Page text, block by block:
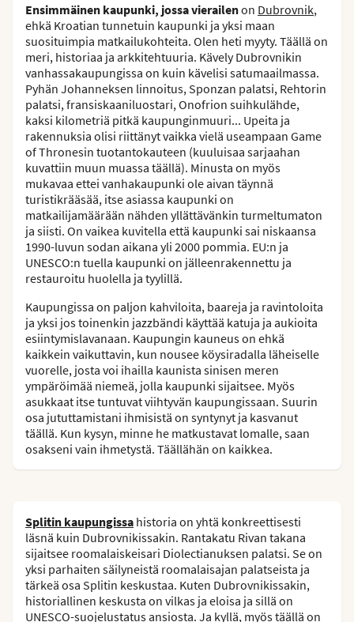
Ensimmäinen kaupunki, jossa vierailenon Dubrovnik,
ehkä Kroatian tunnetuin kaupunki ja yksi maan
suosituimpia matkailukohteita. Olen heti myyty. Täällä on
meri, historiaa ja arkkitehtuuria. Kävely Dubrovnikin
vanhassakaupungissa on kuin kävelisi satumaailmassa.
Pyhän Johanneksen linnoitus, Sponzan palatsi, Rehtorin
palatsi, fransiskaaniluostari, Onofrion suihkulähde,
kaksi kilometriä pitkä kaupunginmuuri... Upeita ja
rakennuksia olisi riittänyt vaikka vielä useampaan Game
of Thronesin tuotantokauteen (kuuluisaa sarjaahan
kuvattiin muun muassa täällä). Minusta on myös
mukavaa ettei vanhakaupunki ole aivan täynnä
turistikrääsää, itse asiassa kaupunki on
matkailijamäärään nähden yllättävänkin turmeltumaton
ja siisti. On vaikea kuvitella että kaupunki sai niskaansa
1990-luvun sodan aikana yli 2000 pommia. EU:n ja
UNESCO:n tuella kaupunki on jälleenrakennettu ja
restauroitu huolella ja tyylillä.
Kaupungissa on paljon kahviloita, baareja ja ravintoloita
ja yksi jos toinenkin jazzbändi käyttää katuja ja aukioita
esiintymislavanaan. Kaupungin kauneus on ehkä
kaikkein vaikuttavin, kun nousee köysiradalla läheiselle
vuorelle, josta voi ihailla kaunista sinisen meren
ympäröimää niemeä, jolla kaupunki sijaitsee. Myös
asukkaat itse tuntuvat viihtyvän kaupungissaan. Suurin
osa jututtamistani ihmisistä on syntynyt ja kasvanut
täällä. Kun kysyn, minne he matkustavat lomalle, saan
osakseni vain ihmetystä. Täällähän on kaikkea.
Splitin kaupungissa historia on yhtä konkreettisesti
läsnä kuin Dubrovnikissakin. Rantakatu Rivan takana
sijaitsee roomalaiskeisari Diolectianuksen palatsi. Se on
yksi parhaiten säilyneistä roomalaisajan palatseista ja
tärkeä osa Splitin keskustaa. Kuten Dubrovnikissakin,
historiallinen keskusta on vilkas ja eloisa ja sillä on
UNESCO-suojelustatus ansiosta. Ja kyllä, myös täällä on